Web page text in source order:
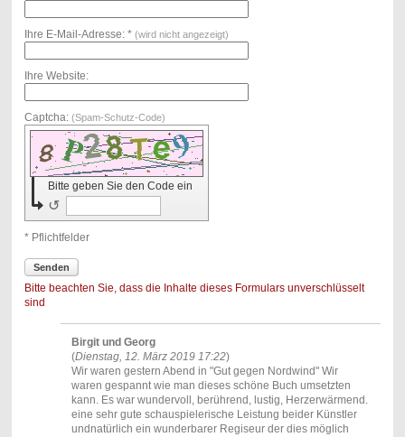
Ihre E-Mail-Adresse: * (wird nicht angezeigt)
Ihre Website:
Captcha: (Spam-Schutz-Code)
Bitte geben Sie den Code ein
↺
* Pflichtfelder
Senden
Bitte beachten Sie, dass die Inhalte dieses Formulars unverschlüsselt
sind
Birgit und Georg
(Dienstag, 12. März 2019 17:22)
Wir waren gestern Abend in "Gut gegen Nordwind" Wir
waren gespannt wie man dieses schöne Buch umsetzten
kann. Es war wundervoll, berührend, lustig, Herzerwärmend.
eine sehr gute schauspielerische Leistung beider Künstler
undnatürlich ein wunderbarer Regiseur der dies möglich